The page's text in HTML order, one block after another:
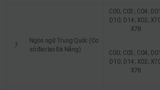
7
Ngôn ngữ Trung Quốc (Cơ
sở đào tạo Đà Nẵng)
C00; C03; C04;
D10; D14; X02;
X78
C00; C03; C04;
D10; D14; X02;
X78